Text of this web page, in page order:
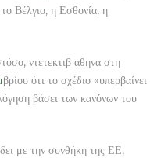
Βέλγιο, η Εσθονία, η
ντετεκτιβ αθηνα στη
βρίου ότι το σχέδιο «υπερβαίνει
βάσει των κανόνων του
με την συνθήκη της ΕΕ,